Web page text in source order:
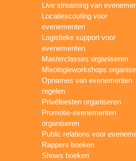
Live streaming van
Locatiescouting voor
evenementen
Logistieke support voor
evenementen
Masterclasses organiseren
Mixologieworkshops
Opnames van evenementen
regelen
Privéfeesten organiseren
Promotie-evenementen
organiseren
Public relations voor
Rappers boeken
Shows boeken